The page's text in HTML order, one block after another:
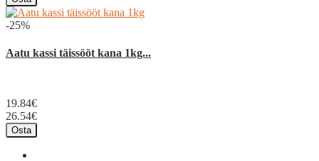
-25%
Aatu kassi täissööt kana 1kg...
19.84€
26.54€
Osta